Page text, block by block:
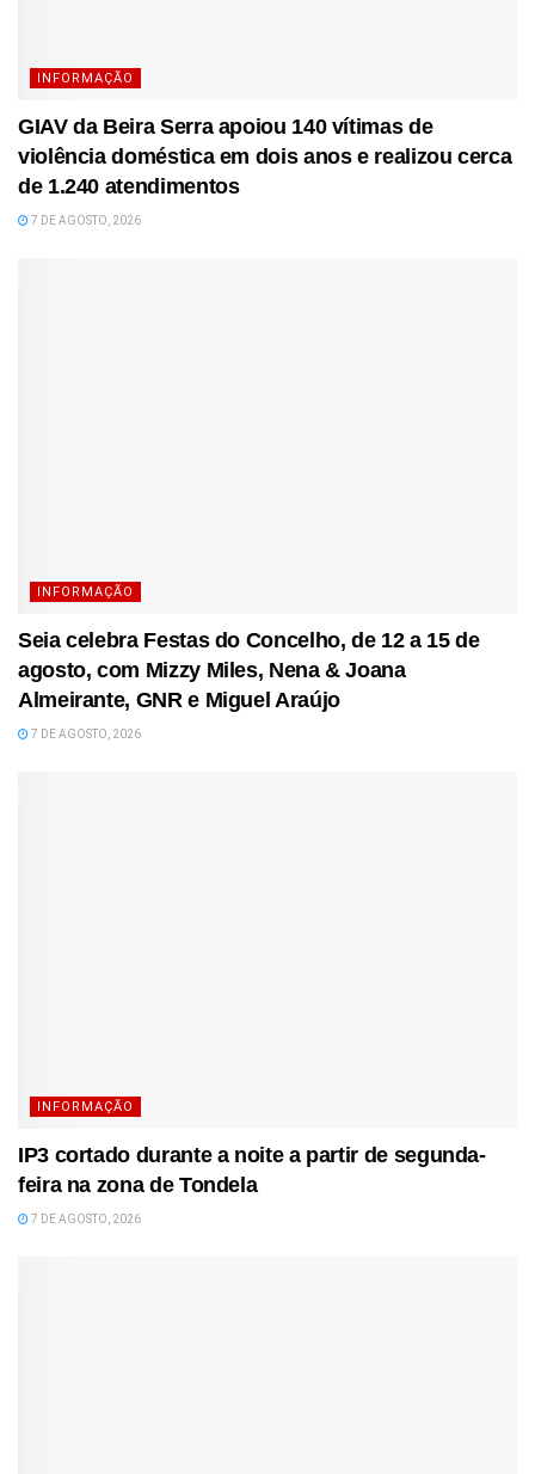
INFORMAÇÃO
GIAV da Beira Serra apoiou 140 vítimas de
violência doméstica em dois anos e realizou cerca
de 1.240 atendimentos
7 DE AGOSTO, 2026
INFORMAÇÃO
Seia celebra Festas do Concelho, de 12 a 15 de
agosto, com Mizzy Miles, Nena & Joana
Almeirante, GNR e Miguel Araújo
7 DE AGOSTO, 2026
INFORMAÇÃO
IP3 cortado durante a noite a partir de segunda-
feira na zona de Tondela
7 DE AGOSTO, 2026